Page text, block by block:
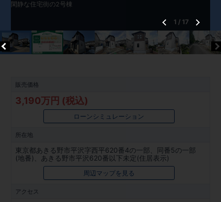
販売価格
3,190万円 (税込)
ローンシミュレーション
所在地
東京都あきる野市平沢字西平620番4の一部、同番5の一部
(地番)、あきる野市平沢620番以下未定(住居表示)
周辺マップを見る
アクセス
閑静な住宅街の2号棟
1 / 17